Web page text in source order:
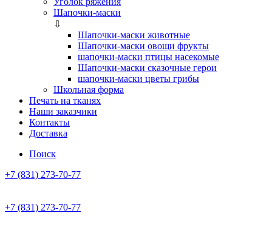
Шапочки-маски
⇩
Шапочки-маски животные
Шапочки-маски овощи фрукты
шапочки-маски птицы насекомые
Шапочки-маски сказочные герои
шапочки-маски цветы грибы
Школьная форма
Печать на тканях
Наши заказчики
Контакты
Доставка
Поиск
+7 (831) 273-70-77
+7 (831) 273-70-77